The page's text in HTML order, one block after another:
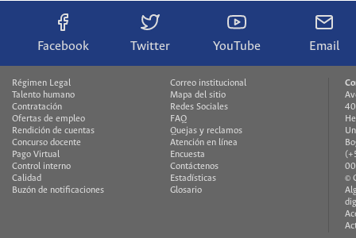
Facebook Twitter YouTube Email
Régimen Legal
Talento humano
Contratación
Ofertas de empleo
Rendición de cuentas
Concurso docente
Pago Virtual
Control interno
Calidad
Buzón de notificaciones
Correo institucional
Mapa del sitio
Redes Sociales
FAQ
Quejas y reclamos
Atención en línea
Encuesta
Contáctenos
Estadísticas
Glosario
©